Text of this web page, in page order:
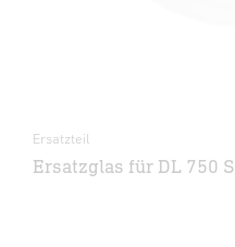
Ersatzteil
Ersatzglas für DL 750 S